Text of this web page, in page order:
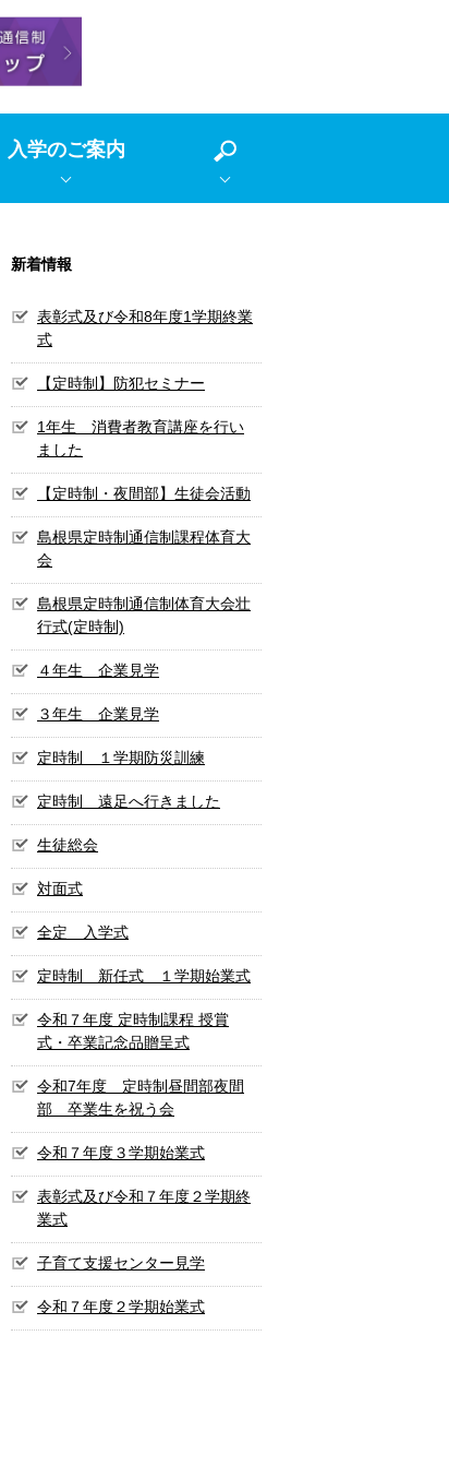
入学のご案内
新着情報
表彰式及び令和8年度1学期終業
式
【定時制】防犯セミナー
1年生 消費者教育講座を行い
ました
【定時制・夜間部】生徒会活動
島根県定時制通信制課程体育大
会
島根県定時制通信制体育大会壮
行式(定時制)
４年生 企業見学
３年生 企業見学
定時制 １学期防災訓練
定時制 遠足へ行きました
生徒総会
対面式
全定 入学式
定時制 新任式 １学期始業式
令和７年度 定時制課程 授賞
式・卒業記念品贈呈式
令和7年度 定時制昼間部夜間
部 卒業生を祝う会
令和７年度３学期始業式
表彰式及び令和７年度２学期終
業式
子育て支援センター見学
令和７年度２学期始業式